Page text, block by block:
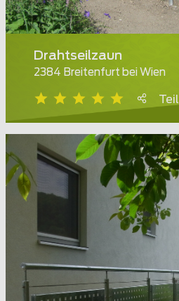
Drahtseilzaun
2384 Breitenfurt bei Wien